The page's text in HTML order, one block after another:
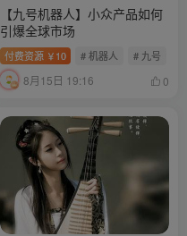
【九号机器人】小众产品如何
引爆全球市场
付费资源 ￥ 10 # 机器人 # 九号
8月15日 19:16 0